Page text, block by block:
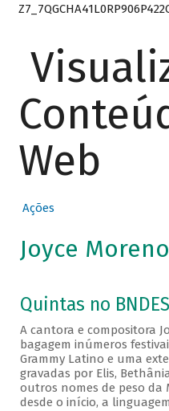
Web
Ações
Joyce
Quintas no
A cantora e compositora
bagagem inúmeros
Grammy Latino e uma
gravadas por Elis,
outros nomes de peso da
desde o início, a